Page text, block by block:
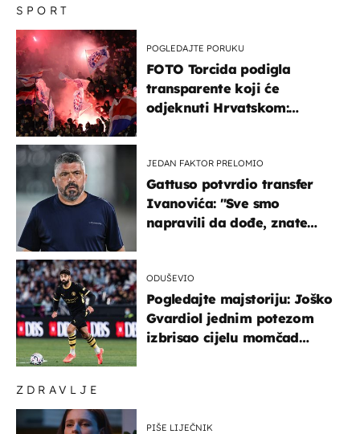
ZDRAVLJE
PIŠE LIJEČNIK
SPORT
POGLEDAJTE PORUKU
FOTO Torcida podigla
transparente koji će
odjeknuti Hrvatskom:
JEDAN FAKTOR PRELOMIO
Gattuso potvrdio transfer
Ivanovića: "Sve smo
napravili da dođe, znate
ODUŠEVIO
Pogledajte majstoriju: Joško
Gvardiol jednim potezom
izbrisao cijelu momčad